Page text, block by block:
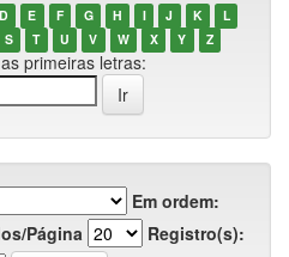
D E F G H I J K
L
S T U V W X Y Z
primeiras letras:
Em ordem:
Página
Registro(s):